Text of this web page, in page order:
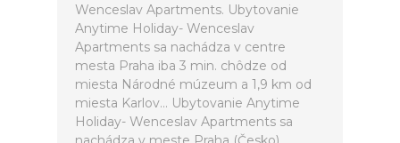
Wenceslav Apartments. Ubytovanie
Anytime Holiday- Wenceslav
Apartments sa nachádza v centre
mesta Praha iba 3 min. chôdze od
miesta Národné múzeum a 1,9 km od
miesta Karlov... Ubytovanie Anytime
Holiday- Wenceslav Apartments sa